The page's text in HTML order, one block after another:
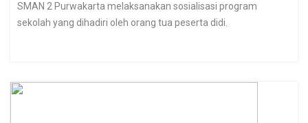
SMAN 2 Purwakarta melaksanakan sosialisasi program
sekolah yang dihadiri oleh orang tua peserta didi.